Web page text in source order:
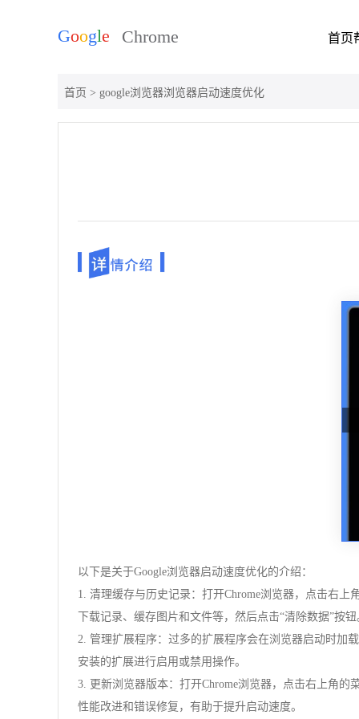
首页
首页 > google浏览器浏览器启动速度优化
以下是关于Google浏览器启动速度优化的介绍：
1. 清理缓存与历史记录：打开Chrome浏览器，点击右
下载记录、缓存图片和文件等，然后点击“清除数据”按
2. 管理扩展程序：过多的扩展程序会在浏览器启动时加
安装的扩展进行启用或禁用操作。
3. 更新浏览器版本：打开Chrome浏览器，点击右上角的
性能改进和错误修复，有助于提升启动速度。